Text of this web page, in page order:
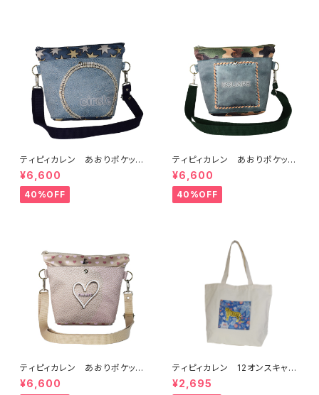
ティピィカレン あおりポケット
サークルショルダーバッグ
¥6,600
40%OFF
ティピィカレン あおりポケット
スクエアショルダーバッグ
¥6,600
40%OFF
ティピィカレン あおりポケット
ハートショルダーバッグ
¥6,600
ティピィカレン 12オンスキャン
バスハワイアン柄ビッグマイバッ
グ
¥2,695